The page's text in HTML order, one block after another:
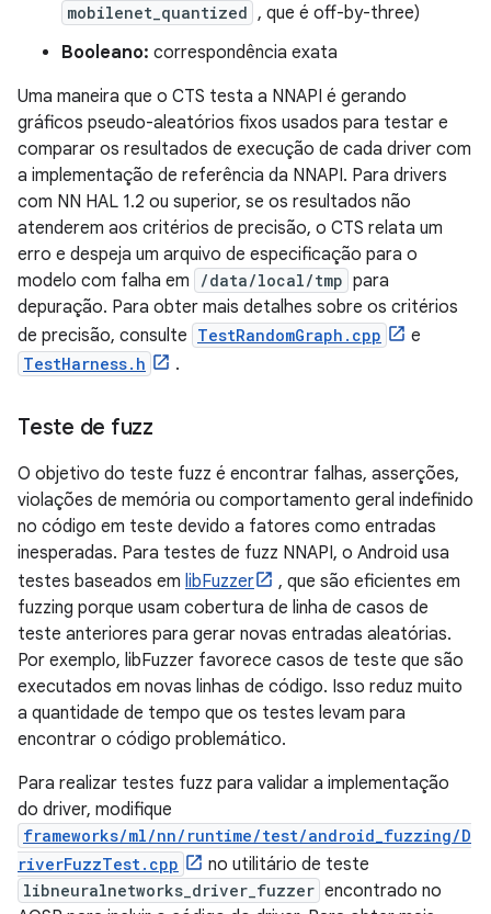
mobilenet_quantized , que é off-by-three)
Booleano: correspondência exata
Uma maneira que o CTS testa a NNAPI é gerando
gráficos pseudo-aleatórios fixos usados ​​para testar e
comparar os resultados de execução de cada driver com
a implementação de referência da NNAPI. Para drivers
com NN HAL 1.2 ou superior, se os resultados não
atenderem aos critérios de precisão, o CTS relata um
erro e despeja um arquivo de especificação para o
modelo com falha em
/data/local/tmp para
depuração. Para obter mais detalhes sobre os critérios
de precisão, consulte TestRandomGraph.cpp e
TestHarness.h .
Teste de fuzz
O objetivo do teste fuzz é encontrar falhas, asserções,
violações de memória ou comportamento geral indefinido
no código em teste devido a fatores como entradas
inesperadas. Para testes de fuzz NNAPI, o Android usa
testes baseados em libFuzzer
, que são eficientes em
fuzzing porque usam cobertura de linha de casos de
teste anteriores para gerar novas entradas aleatórias.
Por exemplo, libFuzzer favorece casos de teste que são
executados em novas linhas de código. Isso reduz muito
a quantidade de tempo que os testes levam para
encontrar o código problemático.
Para realizar testes fuzz para validar a implementação
do driver, modifique
frameworks/ml/nn/runtime/test/android_fuzzing/D
riverFuzzTest.cpp
no ​​utilitário de teste
libneuralnetworks_driver_fuzzer encontrado no